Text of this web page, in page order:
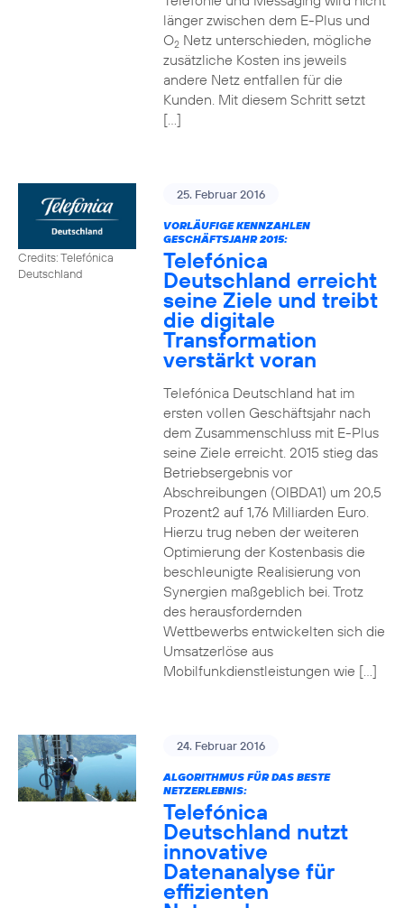
länger zwischen dem E-Plus und
O2Netz unterschieden, mögliche
zusätzliche Kosten ins jeweils
andere Netz entfallen für die
Kunden. Mit diesem Schritt setzt
[…]
Credits: Telefónica
Deutschland
25. Februar 2016
VORLÄUFIGE KENNZAHLEN
GESCHÄFTSJAHR 2015:
Telefónica
Deutschland erreicht
seine Ziele und treibt
die digitale
Transformation
verstärkt voran
Telefónica Deutschland hat im
ersten vollen Geschäftsjahr nach
dem Zusammenschluss mit E-Plus
seine Ziele erreicht. 2015 stieg das
Betriebsergebnis vor
Abschreibungen (OIBDA1) um 20,5
Prozent2 auf 1,76 Milliarden Euro.
Hierzu trug neben der weiteren
Optimierung der Kostenbasis die
beschleunigte Realisierung von
Synergien maßgeblich bei. Trotz
des herausfordernden
Wettbewerbs entwickelten sich die
Umsatzerlöse aus
Mobilfunkdienstleistungen wie […]
24. Februar 2016
ALGORITHMUS FÜR DAS BESTE
NETZERLEBNIS:
Telefónica
Deutschland nutzt
innovative
Datenanalyse für
effizienten